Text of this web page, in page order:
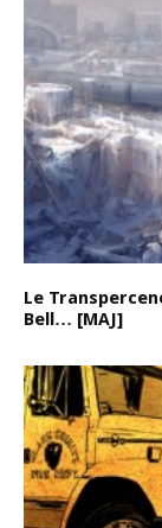
Le
Bell… [MAJ]